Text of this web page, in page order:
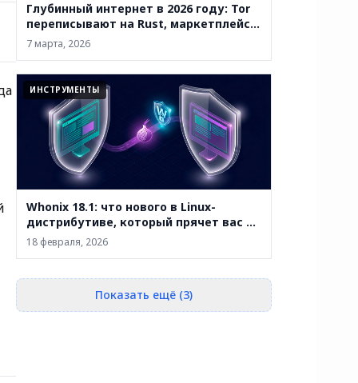
Глубинный интернет в 2026 году: Tor
переписывают на Rust, маркетплейсы
закрывают, а анонимность уже не
абсолютна
7 марта, 2026
ИНСТРУМЕНТЫ
Whonix 18.1: что нового в Linux-
дистрибутиве, который прячет вас за
двумя виртуальными машинами
18 февраля, 2026
Показать ещё (3)